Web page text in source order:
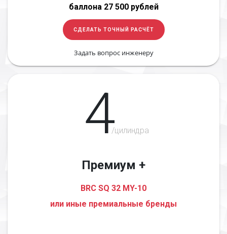
баллона 27 500 рублей
СДЕЛАТЬ ТОЧНЫЙ РАСЧЁТ
Задать вопрос инженеру
4/цилиндра
Премиум +
BRC SQ 32 MY-10
или иные премиальные бренды